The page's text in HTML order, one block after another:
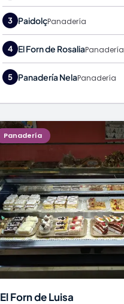
3 PaidolçPanadería
4 El Forn de RosaliaPanadería
5 Panadería NelaPanadería
Panadería
El Forn de Luisa